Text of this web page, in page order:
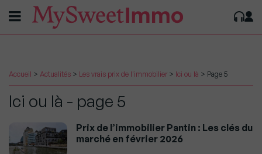
Accueil > Actualités > Les vrais prix de l'immobilier > Ici ou là > Page 5
Ici ou là - page 5
Prix de l’immobilier Pantin : Les clés du
marché en février 2026